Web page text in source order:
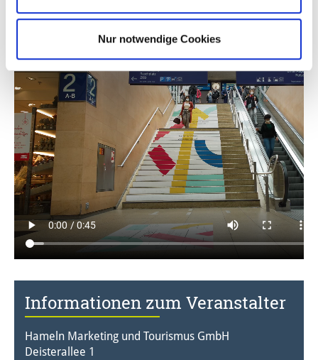
Nur notwendige Cookies
Informationen zum Veranstalter
Hameln Marketing und Tourismus GmbH
Deisterallee 1